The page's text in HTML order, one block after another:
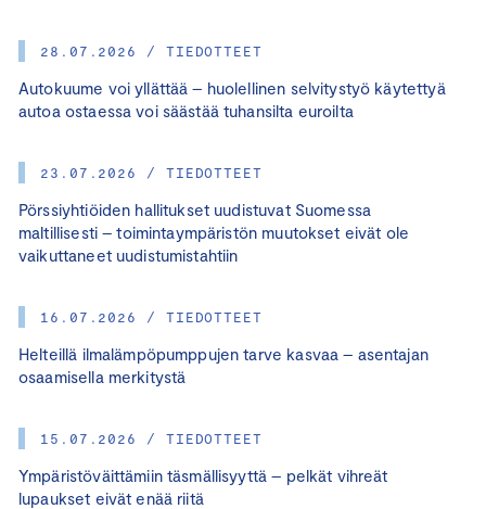
28.07.2026 / TIEDOTTEET
Autokuume voi yllättää – huolellinen selvitystyö käytettyä
autoa ostaessa voi säästää tuhansilta euroilta
23.07.2026 / TIEDOTTEET
Pörssiyhtiöiden hallitukset uudistuvat Suomessa
maltillisesti – toimintaympäristön muutokset eivät ole
vaikuttaneet uudistumistahtiin
16.07.2026 / TIEDOTTEET
Helteillä ilmalämpöpumppujen tarve kasvaa – asentajan
osaamisella merkitystä
15.07.2026 / TIEDOTTEET
Ympäristöväittämiin täsmällisyyttä – pelkät vihreät
lupaukset eivät enää riitä